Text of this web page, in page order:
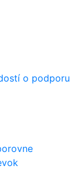
o podporu